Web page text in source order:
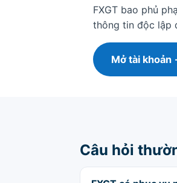
FXGT bao phủ
thông tin độc lập
Mở tài khoản
Câu hỏi